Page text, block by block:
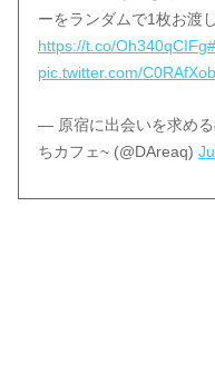
ーをランダムで1枚お渡
https://t.co/Oh340qCIFg
pic.twitter.com/
— 原宿に出会いを求め
ちカフェ~ (@DAreaq)